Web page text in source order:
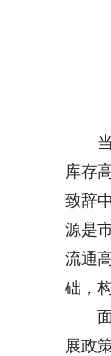
库存
致辞
源是
流通
础，
展政